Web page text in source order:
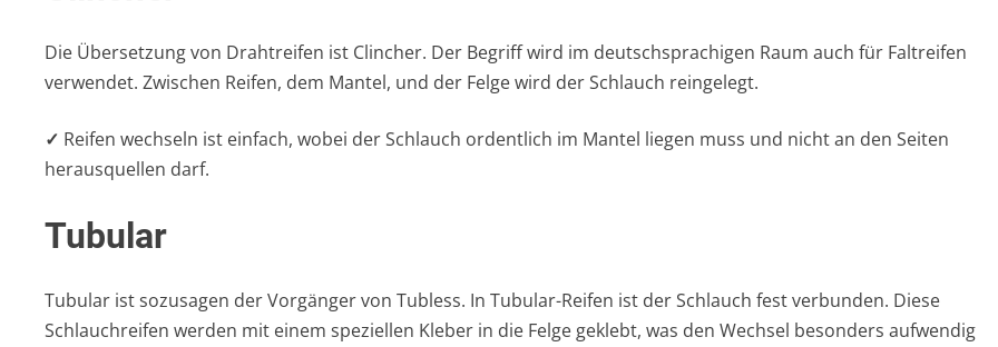
Die Übersetzung von Drahtreifen ist Clincher. Der Begriff wird im deutschsprachigen Raum auch für Faltreifen
verwendet. Zwischen Reifen, dem Mantel, und der Felge wird der Schlauch reingelegt.
✓ Reifen wechseln ist einfach, wobei der Schlauch ordentlich im Mantel liegen muss und nicht an den Seiten
herausquellen darf.
Tubular
Tubular ist sozusagen der Vorgänger von Tubless. In Tubular-Reifen ist der Schlauch fest verbunden. Diese
Schlauchreifen werden mit einem speziellen Kleber in die Felge geklebt, was den Wechsel besonders aufwendig